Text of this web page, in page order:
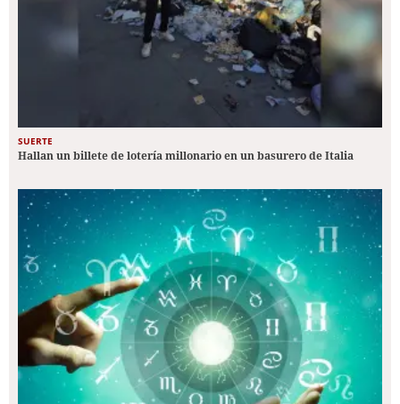
SUERTE
Hallan un billete de lotería millonario en un basurero de Italia